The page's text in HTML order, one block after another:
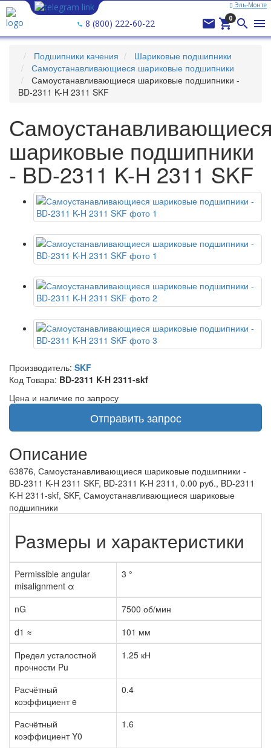
Эль-Монте
Ваш город —Эль-Монте
8 (800) 222-60-22  
0  
Подшипники качения
Шариковые подшипники
Самоустанавливающиеся шариковые подшипники
Самоустанавливающиеся шариковые подшипники -
BD-2311 K-H 2311 SKF
шариковые подшипники
- BD-2311 K-H 2311 SKF
Производитель: SKF
Код Товара: BD-2311 K-H 2311-skf
Цена и наличие по запросу
Отправить запрос
Описание
63876, Самоустанавливающиеся шариковые подшипники -
BD-2311 K-H 2311 SKF, BD-2311 K-H 2311, 0.00 руб., BD-2311
K-H 2311-skf, SKF, Самоустанавливающиеся шариковые
подшипники
Размеры и характеристики
Permissible angular
misalignment α
3 °
nG
7500 об/мин
d1 ≈
101 мм
Предел усталостной
прочности Pu
1.25 кН
Расчётный
коэффициент e
0.4
Расчётный
коэффициент Y0
1.6